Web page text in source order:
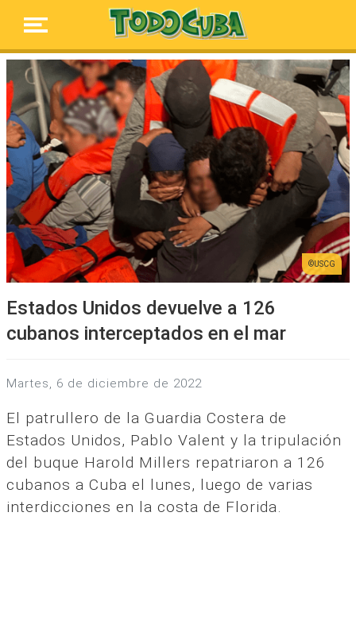
USCG
Estados Unidos devuelve a 126
cubanos interceptados en el mar
martes, 6 de diciembre de 2022
El patrullero de la Guardia Costera de
Estados Unidos, Pablo Valent y la tripulación
del buque Harold Millers repatriaron a 126
cubanos a Cuba el lunes, luego de varias
interdicciones en la costa de Florida.